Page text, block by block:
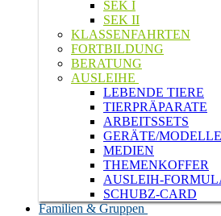
SEK I
SEK II
KLASSENFAHRTEN
FORTBILDUNG
BERATUNG
AUSLEIHE
LEBENDE TIERE
TIERPRÄPARATE
ARBEITSSETS
GERÄTE/MODELLE
MEDIEN
THEMENKOFFER
AUSLEIH-
SCHUBZ-CARD
Familien & Gruppen